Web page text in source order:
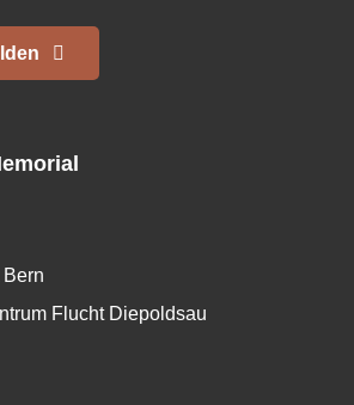
Flucht Diepoldsau